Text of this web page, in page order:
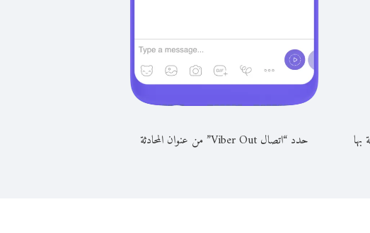
حدد “اتصال Viber Out” من عنوان المحادثة